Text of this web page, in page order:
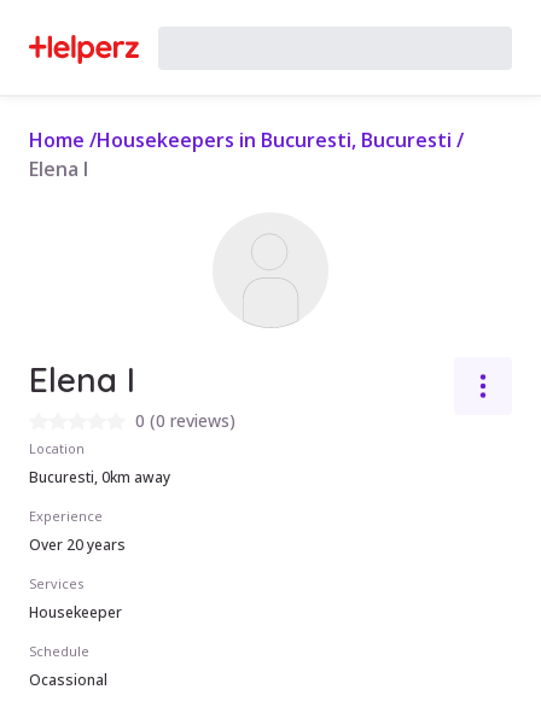
Home /Housekeepers in Bucuresti, Bucuresti /
Elena I
Elena I
0 (0 reviews)
Location
Bucuresti, 0km away
Experience
Over 20 years
Services
Housekeeper
Schedule
Ocassional